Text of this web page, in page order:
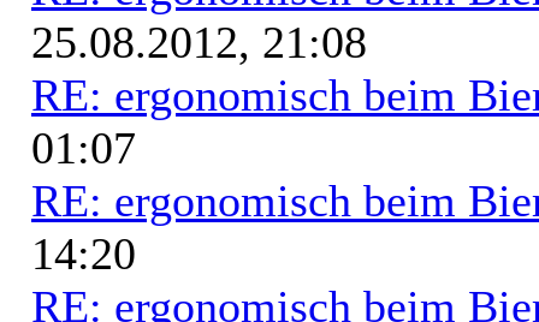
25.08.2012, 21:08
RE: ergonomisch beim
01:07
RE: ergonomisch beim
14:20
RE: ergonomisch beim